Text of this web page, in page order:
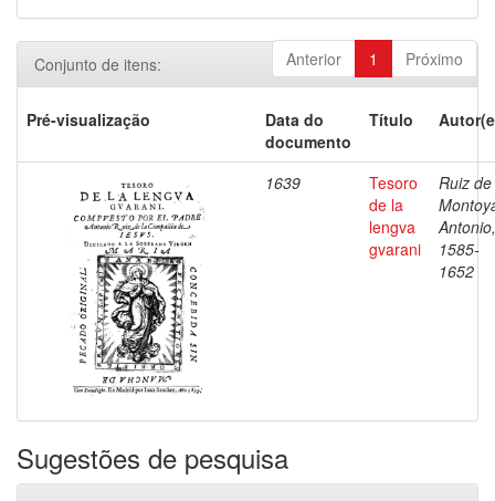
Anterior 1 Próximo
Conjunto de itens:
Pré-visualização
Data do
documento
Título
1639
Tesoro
de la
lengva
gvarani
Ruiz de
Antonio,
1585-
1652
Sugestões de pesquisa